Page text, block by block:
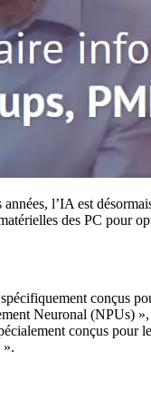
l’IA est
des PC pour
conçus
Neuronal
conçus pour
».